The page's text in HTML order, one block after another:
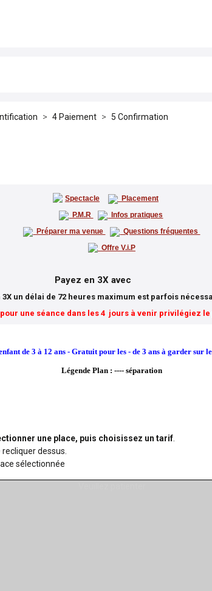
Paiement Confirmation
Spectacle
Placement
P.M.R
Infos pratiques
Préparer ma venue
Questions fréquentes
Offre V.i.P
Payez en 3X avec
un délai de 72 heures maximum est parfois
une séance dans les 4 jours à venir privilégiez
de 3 à 12 ans - Gratuit pour les - de 3 ans à garder sur
Légende Plan : ---- séparation
une place, puis choisissez un tarif.
dessus.
sélectionnée